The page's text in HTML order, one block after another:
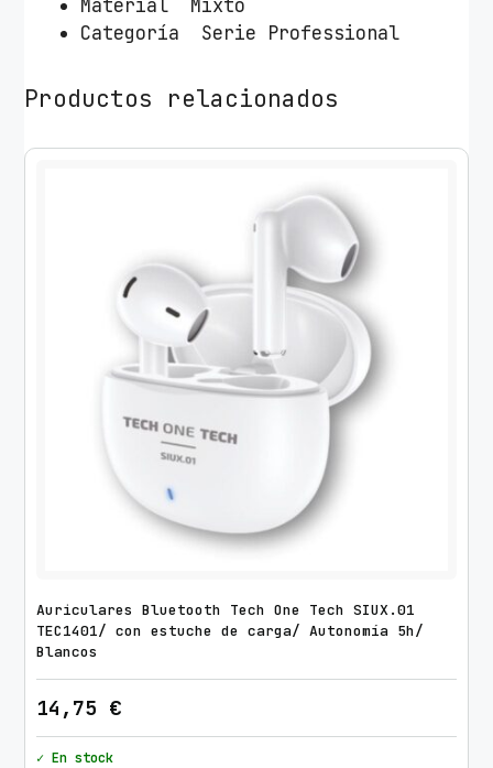
0
/
N
Material Mixto
Categoría Serie Professional
Productos relacionados
Auriculares Bluetooth Tech One Tech SIUX.01
TEC1401/ con estuche de carga/ Autonomía 5h/
Blancos
14,75 €
✓ En stock